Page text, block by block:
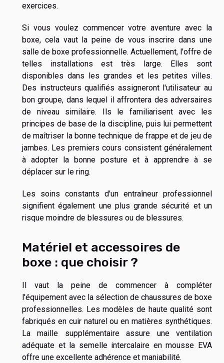
exercices.
Si vous voulez commencer votre aventure avec la
boxe, cela vaut la peine de vous inscrire dans une
salle de boxe professionnelle. Actuellement, l'offre de
telles installations est très large. Elles sont
disponibles dans les grandes et les petites villes.
Des instructeurs qualifiés assigneront l'utilisateur au
bon groupe, dans lequel il affrontera des adversaires
de niveau similaire. Ils le familiarisent avec les
principes de base de la discipline, puis lui permettent
de maîtriser la bonne technique de frappe et de jeu de
jambes. Les premiers cours consistent généralement
à adopter la bonne posture et à apprendre à se
déplacer sur le ring.
Les soins constants d'un entraîneur professionnel
signifient également une plus grande sécurité et un
risque moindre de blessures ou de blessures.
Matériel et accessoires de
boxe : que choisir ?
Il vaut la peine de commencer à compléter
l'équipement avec la sélection de chaussures de boxe
professionnelles. Les modèles de haute qualité sont
fabriqués en cuir naturel ou en matières synthétiques.
La maille supplémentaire assure une ventilation
adéquate et la semelle intercalaire en mousse EVA
offre une excellente adhérence et maniabilité.